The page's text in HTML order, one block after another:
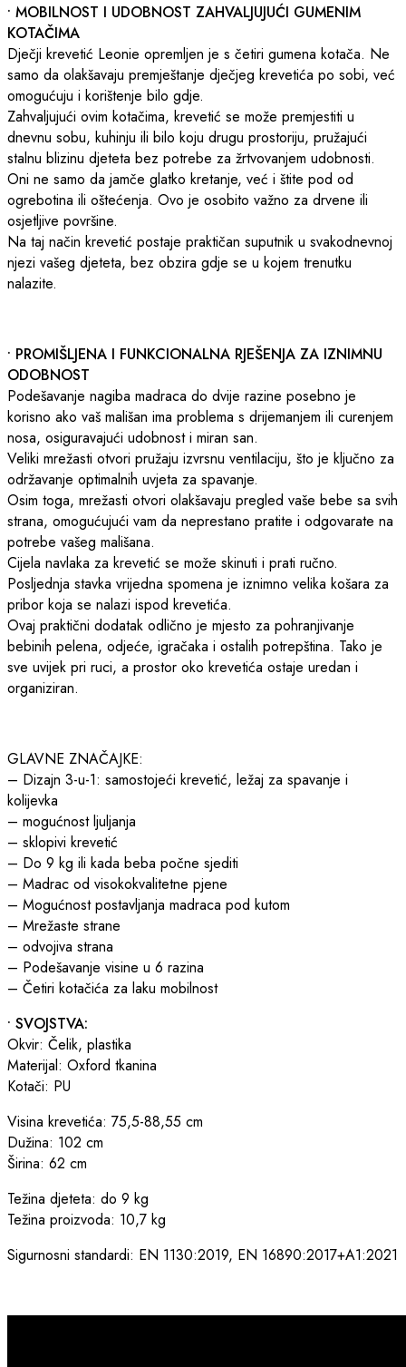
• MOBILNOST I UDOBNOST ZAHVALJUJUĆI GUMENIM
KOTAČIMA
Dječji krevetić Leonie opremljen je s četiri gumena kotača. Ne
samo da olakšavaju premještanje dječjeg krevetića po sobi, već
omogućuju i korištenje bilo gdje.
Zahvaljujući ovim kotačima, krevetić se može premjestiti u
dnevnu sobu, kuhinju ili bilo koju drugu prostoriju, pružajući
stalnu blizinu djeteta bez potrebe za žrtvovanjem udobnosti.
Oni ne samo da jamče glatko kretanje, već i štite pod od
ogrebotina ili oštećenja. Ovo je osobito važno za drvene ili
osjetljive površine.
Na taj način krevetić postaje praktičan suputnik u svakodnevnoj
njezi vašeg djeteta, bez obzira gdje se u kojem trenutku
nalazite.
• PROMIŠLJENA I FUNKCIONALNA RJEŠENJA ZA IZNIMNU
ODOBNOST
Podešavanje nagiba madraca do dvije razine posebno je
korisno ako vaš mališan ima problema s drijemanjem ili curenjem
nosa, osiguravajući udobnost i miran san.
Veliki mrežasti otvori pružaju izvrsnu ventilaciju, što je ključno za
održavanje optimalnih uvjeta za spavanje.
Osim toga, mrežasti otvori olakšavaju pregled vaše bebe sa svih
strana, omogućujući vam da neprestano pratite i odgovarate na
potrebe vašeg mališana.
Cijela navlaka za krevetić se može skinuti i prati ručno.
Posljednja stavka vrijedna spomena je iznimno velika košara za
pribor koja se nalazi ispod krevetića.
Ovaj praktični dodatak odlično je mjesto za pohranjivanje
bebinih pelena, odjeće, igračaka i ostalih potrepština. Tako je
sve uvijek pri ruci, a prostor oko krevetića ostaje uredan i
organiziran.
GLAVNE ZNAČAJKE:
– Dizajn 3-u-1: samostojeći krevetić, ležaj za spavanje i
kolijevka
– mogućnost ljuljanja
– sklopivi krevetić
– Do 9 kg ili kada beba počne sjediti
– Madrac od visokokvalitetne pjene
– Mogućnost postavljanja madraca pod kutom
– Mrežaste strane
– odvojiva strana
– Podešavanje visine u 6 razina
– Četiri kotačića za laku mobilnost
• SVOJSTVA:
Okvir: Čelik, plastika
Materijal: Oxford tkanina
Kotači: PU
Visina krevetića: 75,5-88,55 cm
Dužina: 102 cm
Širina: 62 cm
Težina djeteta: do 9 kg
Težina proizvoda: 10,7 kg
Sigurnosni standardi: EN 1130:2019, EN 16890:2017+A1:2021